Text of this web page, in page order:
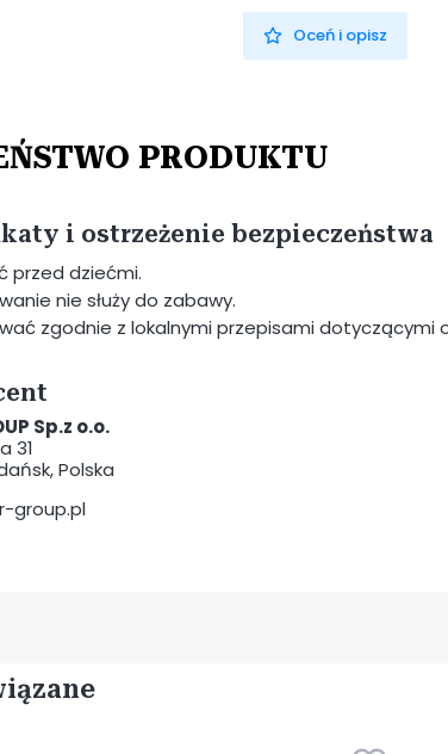
Oceń i opisz
PRODUKTU
i ostrzeżenie bezpieczeństwa
przed dziećmi.
nie służy do zabawy.
zgodnie z lokalnymi przepisami dotyczącymi
Sp.z o.o.
31
Polska
group.pl